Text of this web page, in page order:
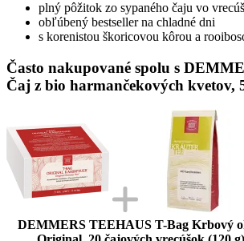
plný pôžitok zo sypaného čaju vo
obľúbený bestseller na chladné dni
s korenistou škoricovou kôrou a
Často nakupované spolu s
Čaj z bio harmančekových kvetov,
DEMMERS TEEHAUS T-Bag Krbový